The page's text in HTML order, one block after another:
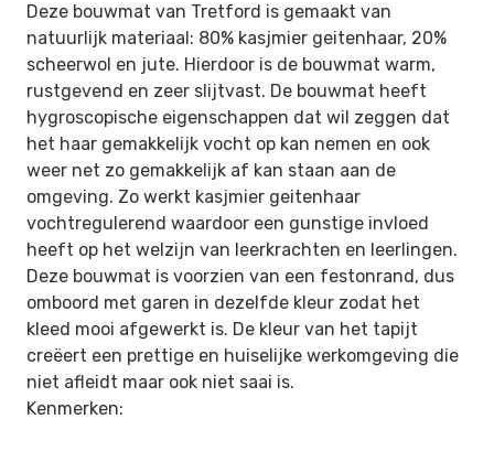
Deze bouwmat van Tretford is gemaakt van
natuurlijk materiaal: 80% kasjmier geitenhaar, 20%
scheerwol en jute. Hierdoor is de bouwmat warm,
rustgevend en zeer slijtvast. De bouwmat heeft
hygroscopische eigenschappen dat wil zeggen dat
het haar gemakkelijk vocht op kan nemen en ook
weer net zo gemakkelijk af kan staan aan de
omgeving. Zo werkt kasjmier geitenhaar
vochtregulerend waardoor een gunstige invloed
heeft op het welzijn van leerkrachten en leerlingen.
Deze bouwmat is voorzien van een festonrand, dus
omboord met garen in dezelfde kleur zodat het
kleed mooi afgewerkt is. De kleur van het tapijt
creëert een prettige en huiselijke werkomgeving die
niet afleidt maar ook niet saai is.
Kenmerken: